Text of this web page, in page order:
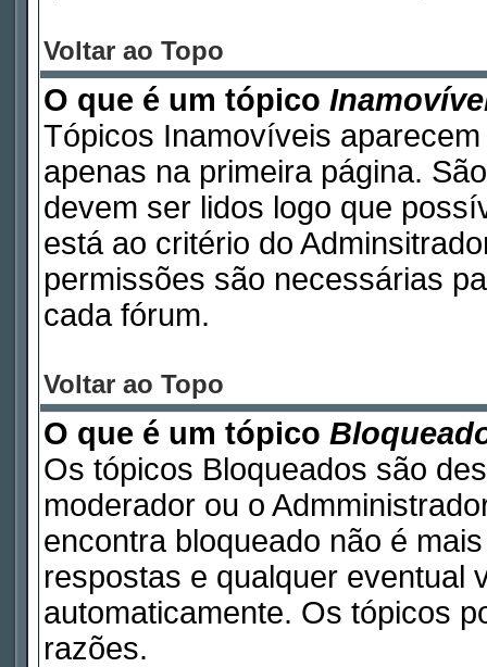
Voltar ao Topo
O que é um tópico
Tópicos Inamovíveis
apenas na primeira página.
devem ser lidos logo que
está ao critério do
permissões são necessárias
cada fórum.
Voltar ao Topo
O que é um tópico
Os tópicos Bloqueados são
moderador ou o
encontra bloqueado não é
respostas e qualquer eventual
automaticamente. Os tópicos
razões.